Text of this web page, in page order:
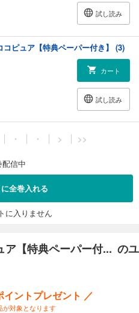
試し読み
コピュア【特典ペーパー付き】 (3)
カート
試し読み
・ ・ > >>
配信中
全巻入れる
に入りません
ア【特典ペーパー付... のユ
イントプレゼント ／
が対象となります